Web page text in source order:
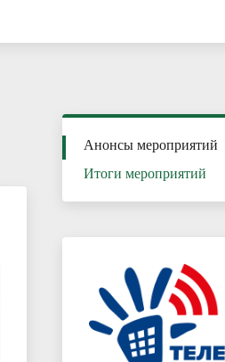
Анонсы мероприятий
Итоги мероприятий